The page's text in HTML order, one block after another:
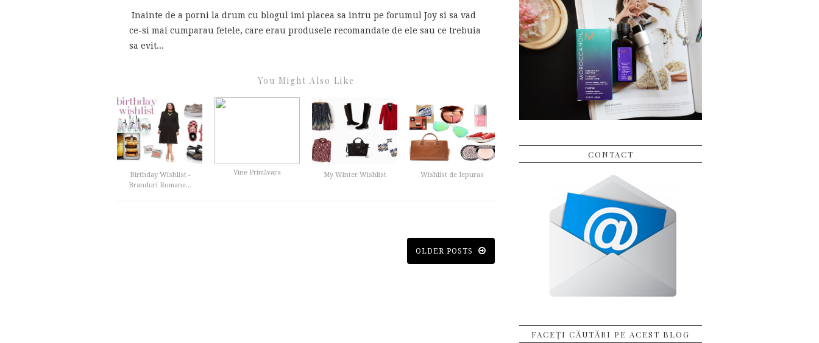
Inainte de a porni la drum cu blogul imi placea sa intru pe forumul Joy si sa vad
ce-si mai cumparau fetele, care erau produsele recomandate de ele sau ce trebuia
sa evit...
You Might Also Like
Birthday Wishlist -
Branduri Romane...
Vine Primăvara My Winter Wishlist Wishlist de Iepuras
OLDER POSTS
CONTACT
FACEȚI CĂUTĂRI PE ACEST BLOG